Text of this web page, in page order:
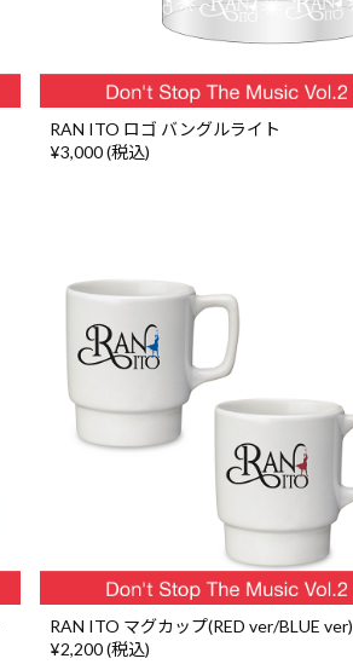
RAN ITO ロゴ バングルライト
¥3,000 (税込)
RAN ITO マグカップ(RED ver/BLUE ver)
¥2,200 (税込)